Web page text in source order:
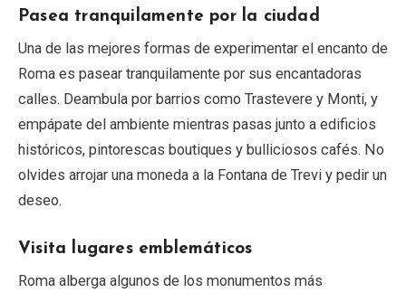
Pasea tranquilamente por la ciudad
Una de las mejores formas de experimentar el encanto de
Roma es pasear tranquilamente por sus encantadoras
calles. Deambula por barrios como Trastevere y Monti, y
empápate del ambiente mientras pasas junto a edificios
históricos, pintorescas boutiques y bulliciosos cafés. No
olvides arrojar una moneda a la Fontana de Trevi y pedir un
deseo.
Visita lugares emblemáticos
Roma alberga algunos de los monumentos más